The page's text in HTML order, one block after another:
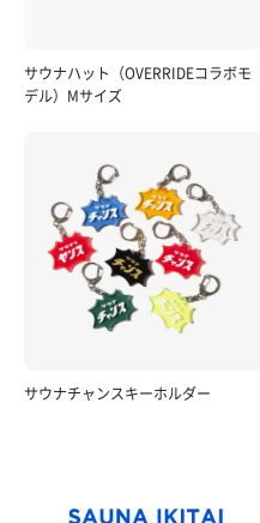
サウナハット（OVERRIDEコラボモ
デル）Mサイズ
サウナチャンスキーホルダー